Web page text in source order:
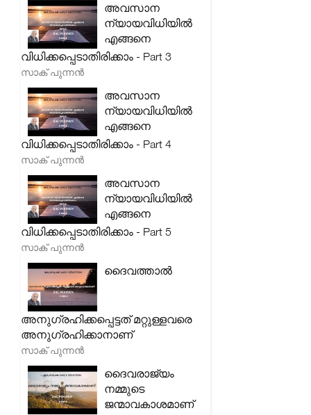
അവസാന
ന്യായവിധിയിൽ
എങ്ങനെ
വിധിക്കപ്പെടാതിരിക്കാം - Part 3
സാക് പുന്നൻ
അവസാന
ന്യായവിധിയിൽ
എങ്ങനെ
വിധിക്കപ്പെടാതിരിക്കാം - Part 4
സാക് പുന്നൻ
അവസാന
ന്യായവിധിയിൽ
എങ്ങനെ
വിധിക്കപ്പെടാതിരിക്കാം - Part 5
സാക് പുന്നൻ
ദൈവത്താൽ
അനുഗ്രഹിക്കപ്പെട്ടത് മറ്റുള്ളവരെ
അനുഗ്രഹിക്കാനാണ്
സാക് പുന്നൻ
ദൈവരാജ്യം
നമ്മുടെ
ജന്മാവകാശമാണ്